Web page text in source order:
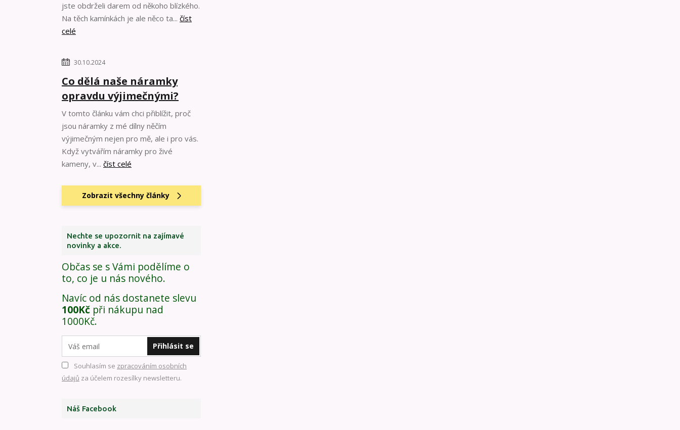
jste obdrželi darem od někoho blízkého.
Na těch kamínkách je ale něco ta... číst
celé
30.10.2024
Co dělá naše náramky
opravdu výjimečnými?
V tomto článku vám chci přiblížit, proč
jsou náramky z mé dílny něčím
výjimečným nejen pro mě, ale i pro vás.
Když vytvářím náramky pro živé
kameny, v... číst celé
Zobrazit všechny články
Nechte se upozornit na zajímavé
novinky a akce.
Občas se s Vámi podělíme o
to, co je u nás nového.
Navíc od nás dostanete slevu
100Kč při nákupu nad
1000Kč.
Přihlásit se
Souhlasím se zpracováním osobních
údajů za účelem rozesílky newsletteru.
Náš Facebook